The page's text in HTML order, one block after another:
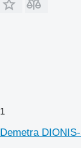
1
Demetra